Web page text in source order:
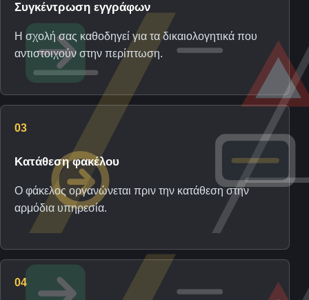
Συγκέντρωση εγγράφων
Η σχολή σας καθοδηγεί για τα δικαιολογητικά που
αντιστοιχούν στην περίπτωση.
03
Κατάθεση φακέλου
Ο φάκελος οργανώνεται πριν την κατάθεση στην
αρμόδια υπηρεσία.
04